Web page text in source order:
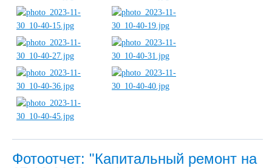
Фотоотчет: "Капитальный ремонт на